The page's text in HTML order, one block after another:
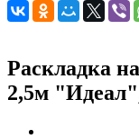
Раскладка
2,5м